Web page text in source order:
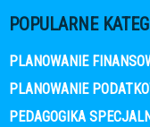
POPULARNE
PLANOWANIE
PLANOWANIE
PEDAGOGIKA